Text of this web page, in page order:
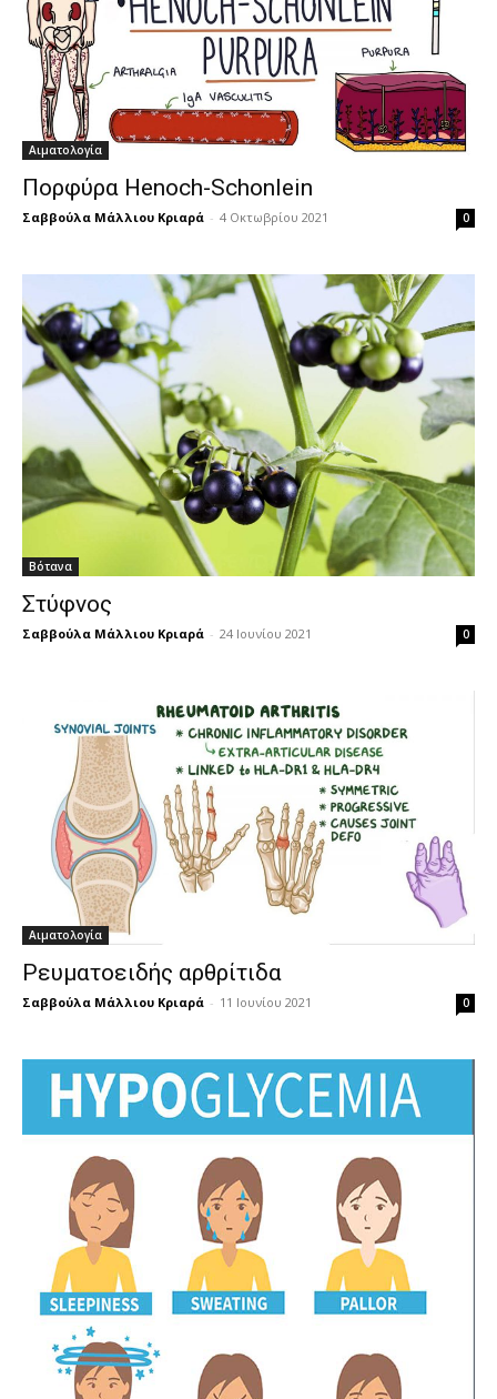
Αιματολογία
Πορφύρα Henoch-Schonlein
Σαββούλα Μάλλιου Κριαρά - 4 Οκτωβρίου 2021 0
Βότανα
Στύφνος
Σαββούλα Μάλλιου Κριαρά - 24 Ιουνίου 2021 0
Αιματολογία
Ρευματοειδής αρθρίτιδα
Σαββούλα Μάλλιου Κριαρά - 11 Ιουνίου 2021 0